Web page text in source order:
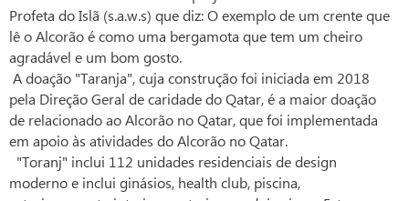
Profeta do Islã (s.a.w.s) que diz: O exemplo de um crente que
lê o Alcorão é como uma bergamota que tem um cheiro
agradável e um bom gosto.
A doação "Taranja", cuja construção foi iniciada em 2018
pela Direção Geral de caridade do Qatar, é a maior doação
de relacionado ao Alcorão no Qatar, que foi implementada
em apoio às atividades do Alcorão no Qatar.
"Toranj" inclui 112 unidades residenciais de design
moderno e inclui ginásios, health club, piscina,